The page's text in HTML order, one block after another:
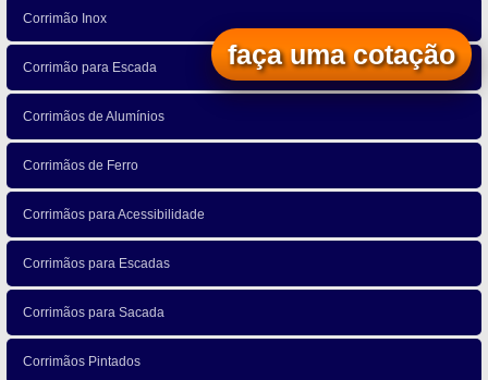
Corrimão Inox
Corrimão para Escada
Corrimãos de Alumínios
Corrimãos de Ferro
Corrimãos para Acessibilidade
Corrimãos para Escadas
Corrimãos para Sacada
Corrimãos Pintados
faça uma cotação